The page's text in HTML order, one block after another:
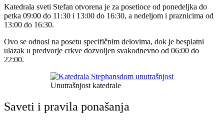
Katedrala sveti Stefan otvorena je za posetioce od ponedeljka do
petka 09:00 do 11:30 i 13:00 do 16:30, a nedeljom i praznicima od
13:00 do 16:30.
Ovo se odnosi na posetu specifičnim delovima, dok je besplatni
ulazak u predvorje crkve dozvoljen svakodnevno od 06:00 do
22:00.
Unutrašnjost katedrale
Saveti i pravila ponašanja